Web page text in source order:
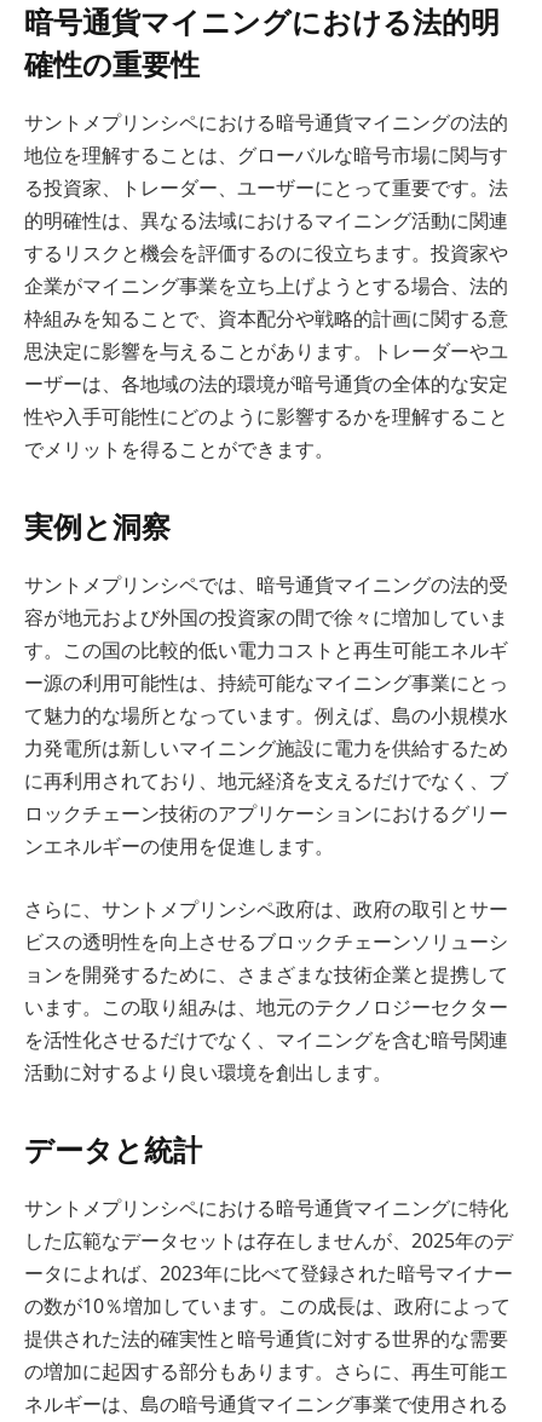
暗号通貨マイニングにおける法的明
確性の重要性
サントメプリンシペにおける暗号通貨マイニングの法的
地位を理解することは、グローバルな暗号市場に関与す
る投資家、トレーダー、ユーザーにとって重要です。法
的明確性は、異なる法域におけるマイニング活動に関連
するリスクと機会を評価するのに役立ちます。投資家や
企業がマイニング事業を立ち上げようとする場合、法的
枠組みを知ることで、資本配分や戦略的計画に関する意
思決定に影響を与えることがあります。トレーダーやユ
ーザーは、各地域の法的環境が暗号通貨の全体的な安定
性や入手可能性にどのように影響するかを理解すること
でメリットを得ることができます。
実例と洞察
サントメプリンシペでは、暗号通貨マイニングの法的受
容が地元および外国の投資家の間で徐々に増加していま
す。この国の比較的低い電力コストと再生可能エネルギ
ー源の利用可能性は、持続可能なマイニング事業にとっ
て魅力的な場所となっています。例えば、島の小規模水
力発電所は新しいマイニング施設に電力を供給するため
に再利用されており、地元経済を支えるだけでなく、ブ
ロックチェーン技術のアプリケーションにおけるグリー
ンエネルギーの使用を促進します。
さらに、サントメプリンシペ政府は、政府の取引とサー
ビスの透明性を向上させるブロックチェーンソリューシ
ョンを開発するために、さまざまな技術企業と提携して
います。この取り組みは、地元のテクノロジーセクター
を活性化させるだけでなく、マイニングを含む暗号関連
活動に対するより良い環境を創出します。
データと統計
サントメプリンシペにおける暗号通貨マイニングに特化
した広範なデータセットは存在しませんが、2025年のデ
ータによれば、2023年に比べて登録された暗号マイナー
の数が10％増加しています。この成長は、政府によって
提供された法的確実性と暗号通貨に対する世界的な需要
の増加に起因する部分もあります。さらに、再生可能エ
ネルギーは、島の暗号通貨マイニング事業で使用される